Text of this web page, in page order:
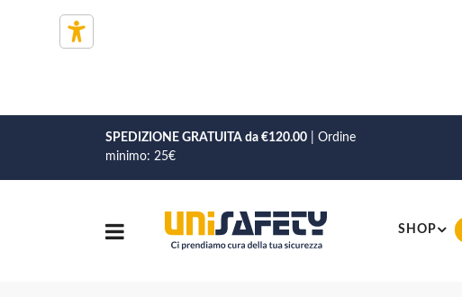
SPEDIZIONE GRATUITA da €120.00 | Ordine
minimo: 25€
SHOP